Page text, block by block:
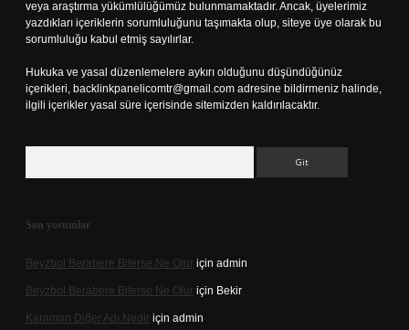
veya araştırma yükümlülüğümüz bulunmamaktadır. Ancak, üyelerimiz
yazdıkları içeriklerin sorumluluğunu taşımakta olup, siteye üye olarak bu
sorumluluğu kabul etmiş sayılırlar.
Hukuka ve yasal düzenlemelere aykırı olduğunu düşündüğünüz
içerikleri, backlinkpanelicomtr@gmail.com adresine bildirmeniz halinde,
ilgili içerikler yasal süre içerisinde sitemizden kaldırılacaktır.
Son yorumlar
Beyzbol Berabere Biterse Ne Olur için admin
Beyzbol Berabere Biterse Ne Olur için Bekir
Karaman Diğer Adı Nedir için admin